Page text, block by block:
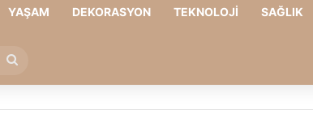
YAŞAM DEKORASYON TEKNOLOJI SAĞLIK
yap